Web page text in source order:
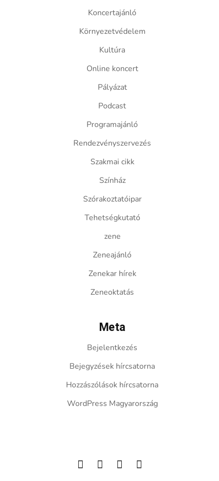
Koncertajánló
Környezetvédelem
Kultúra
Online koncert
Pályázat
Podcast
Programajánló
Rendezvényszervezés
Szakmai cikk
Színház
Szórakoztatóipar
Tehetségkutató
zene
Zeneajánló
Zenekar hírek
Zeneoktatás
Meta
Bejelentkezés
Bejegyzések hírcsatorna
Hozzászólások hírcsatorna
WordPress Magyarország